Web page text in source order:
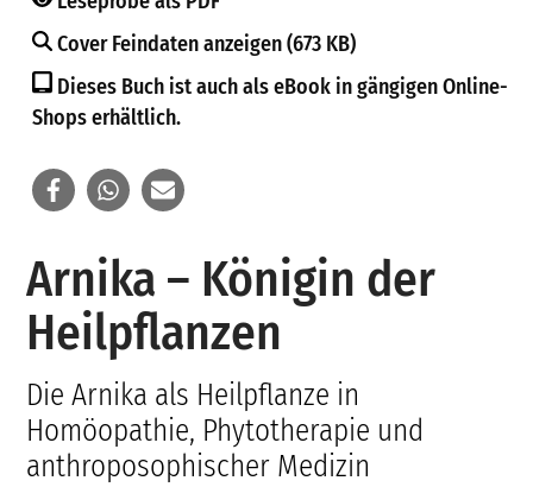
Cover Feindaten anzeigen (673 KB)
Dieses Buch ist auch als eBook in gängigen Online-
Shops erhältlich.
Arnika – Königin der
Heilpflanzen
Die Arnika als Heilpflanze in
Homöopathie, Phytotherapie und
anthroposophischer Medizin